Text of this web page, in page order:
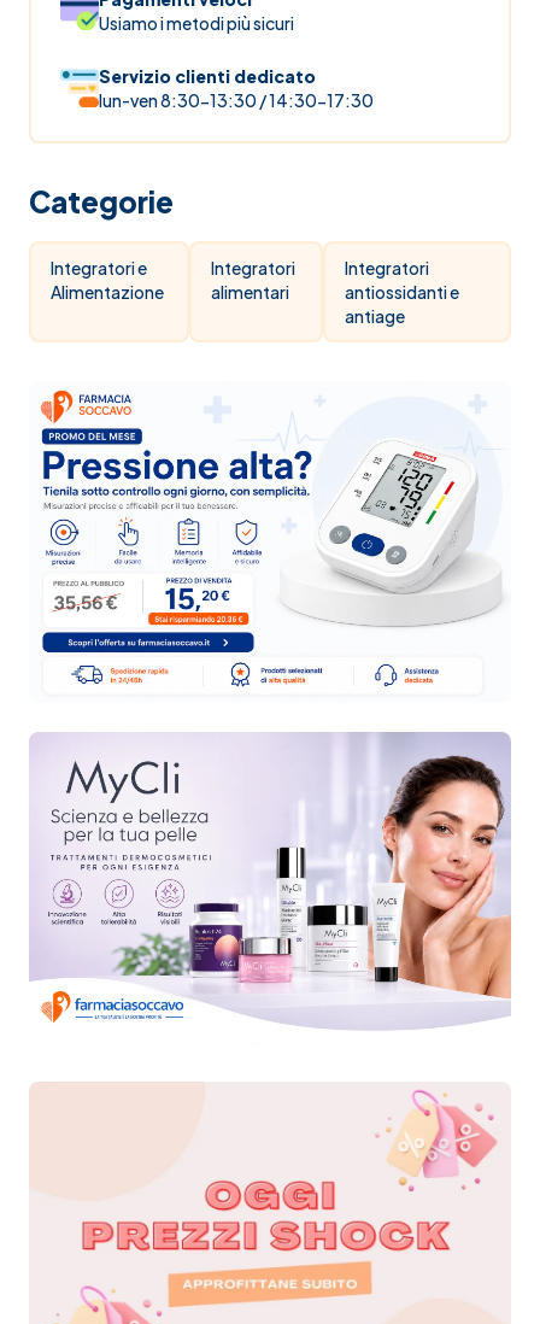
Usiamo i metodi più sicuri
Servizio clienti dedicato
lun-ven 8:30-13:30 / 14:30-17:30
Categorie
Integratori e
Alimentazione
Integratori
alimentari
Integratori
antiossidanti e
antiage